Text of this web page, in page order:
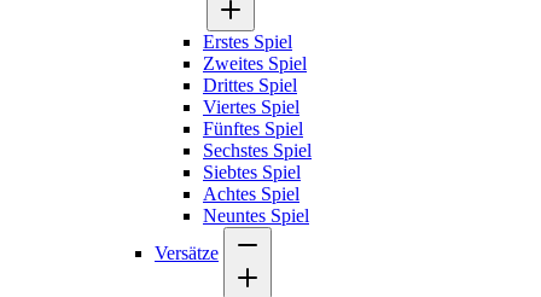
Erstes Spiel
Zweites Spiel
Drittes Spiel
Viertes Spiel
Fünftes Spiel
Sechstes Spiel
Siebtes Spiel
Achtes Spiel
Neuntes Spiel
Versätze